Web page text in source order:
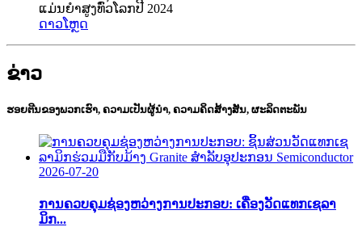
ແມ່ນຍໍາສູງທົ່ວໂລກປີ 2024
ດາວໂຫຼດ
ຂ່າວ
ຮອຍຕີນຂອງພວກເຮົາ, ຄວາມເປັນຜູ້ນຳ, ຄວາມຄິດສ້າງສັນ, ຜະລິດຕະພັນ
2026-07-20
ການຄວບຄຸມຊ່ອງຫວ່າງການປະກອບ: ເຄື່ອງວັດແທກເຊລາ
ມິກ...